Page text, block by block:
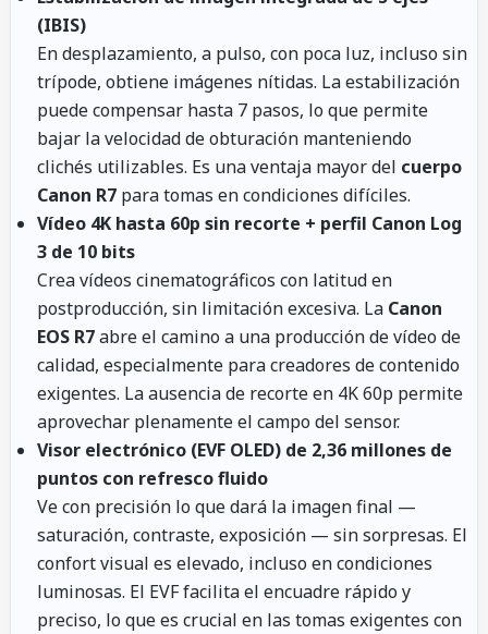
(IBIS)
En desplazamiento, a pulso, con poca luz, incluso sin
trípode, obtiene imágenes nítidas. La estabilización
puede compensar hasta 7 pasos, lo que permite
bajar la velocidad de obturación manteniendo
clichés utilizables. Es una ventaja mayor del cuerpo
Canon R7 para tomas en condiciones difíciles.
Vídeo 4K hasta 60p sin recorte + perfil Canon Log
3 de 10 bits
Crea vídeos cinematográficos con latitud en
postproducción, sin limitación excesiva. La Canon
EOS R7abre el camino a una producción de vídeo de
calidad, especialmente para creadores de contenido
exigentes. La ausencia de recorte en 4K 60p permite
aprovechar plenamente el campo del sensor.
Visor electrónico (EVF OLED) de 2,36 millones de
puntos con refresco fluido
Ve con precisión lo que dará la imagen final —
saturación, contraste, exposición — sin sorpresas. El
confort visual es elevado, incluso en condiciones
luminosas. El EVF facilita el encuadre rápido y
preciso, lo que es crucial en las tomas exigentes con